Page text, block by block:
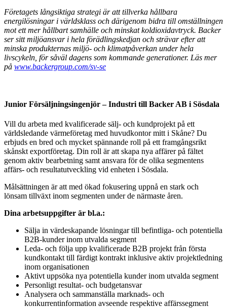
Företagets långsiktiga strategi är att tillverka hållbara
energilösningar i världsklass och därigenom bidra till omställningen
mot ett mer hållbart samhälle och minskat koldioxidavtryck. Backer
ser sitt miljöansvar i hela förädlingskedjan och strävar efter att
minska produkternas miljö- och klimatpåverkan under hela
livscykeln, för såväl dagens som kommande generationer. Läs mer
på www.backergroup.com/sv-se
Junior Försäljningsingenjör – Industri till Backer AB i Sösdala
Vill du arbeta med kvalificerade sälj- och kundprojekt på ett
världsledande värmeföretag med huvudkontor mitt i Skåne? Du
erbjuds en bred och mycket spännande roll på ett framgångsrikt
skånskt exportföretag. Din roll är att skapa nya affärer på fältet
genom aktiv bearbetning samt ansvara för de olika segmentens
affärs- och resultatutveckling vid enheten i Sösdala.
Målsättningen är att med ökad fokusering uppnå en stark och
lönsam tillväxt inom segmenten under de närmaste åren.
Dina arbetsuppgifter är bl.a.:
Sälja in värdeskapande lösningar till befintliga- och potentiella
B2B-kunder inom utvalda segment
Leda- och följa upp kvalificerade B2B projekt från första
kundkontakt till färdigt kontrakt inklusive aktiv projektledning
inom organisationen
Aktivt uppsöka nya potentiella kunder inom utvalda segment
Personligt resultat- och budgetansvar
Analysera och sammanställa marknads- och
konkurrentinformation avseende respektive affärssegment